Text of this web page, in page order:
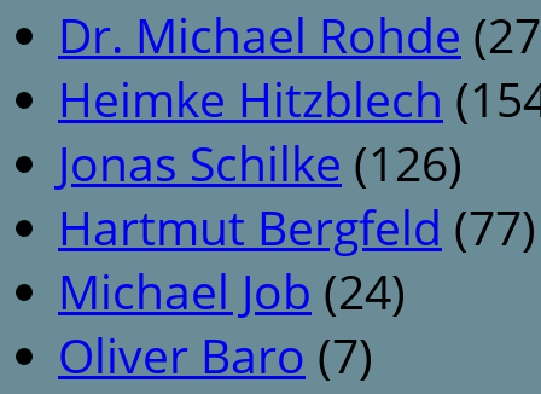
Dr. Michael Rohde
Heimke Hitzblech
Jonas Schilke (126)
Hartmut Bergfeld (77)
Michael Job (24)
Oliver Baro (7)